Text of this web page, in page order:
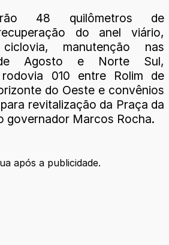
48 quilômetros de
do anel viário,
manutenção nas
Agosto e Norte Sul,
010 entre Rolim de
do Oeste e convênios
revitalização da Praça da
governador Marcos Rocha.
após a publicidade.